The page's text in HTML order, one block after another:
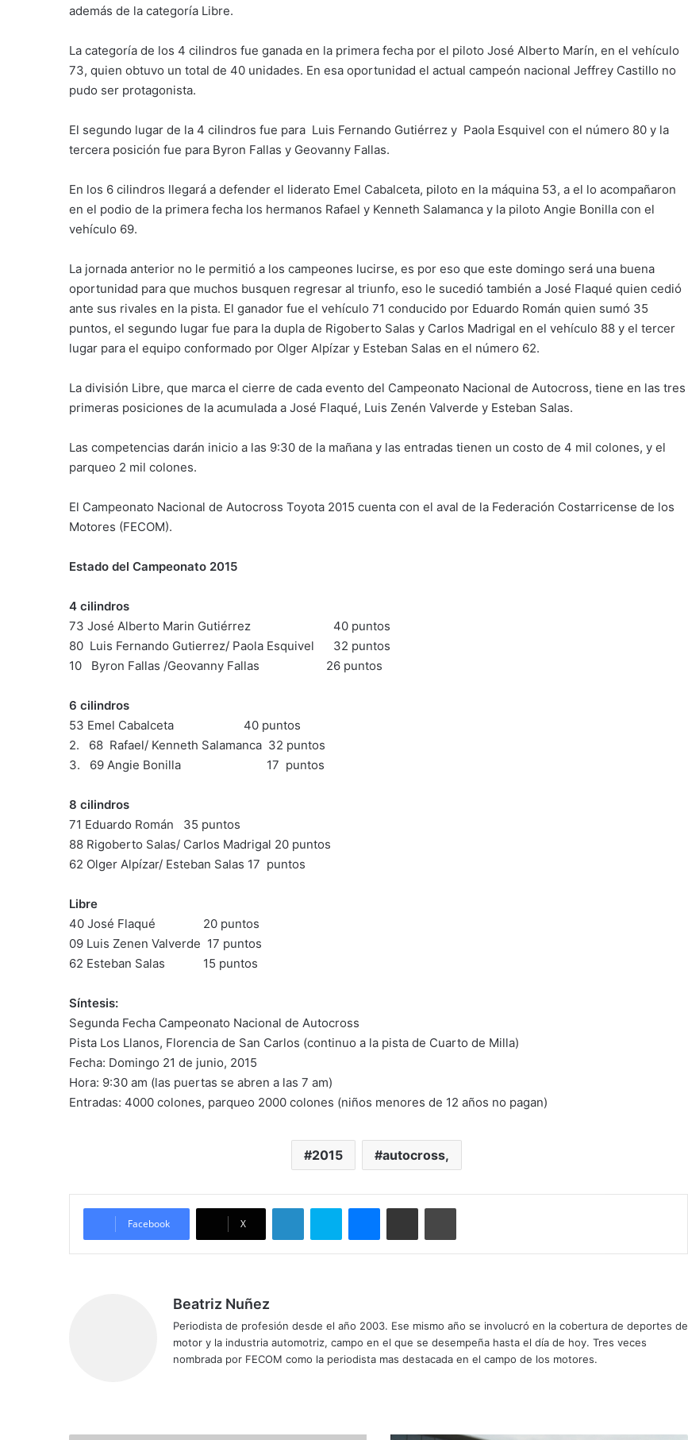
además de la categoría Libre.
La categoría de los 4 cilindros fue ganada en la primera fecha por el piloto José Alberto Marín, en el vehículo
73, quien obtuvo un total de 40 unidades. En esa oportunidad el actual campeón nacional Jeffrey Castillo no
pudo ser protagonista.
El segundo lugar de la 4 cilindros fue para Luis Fernando Gutiérrez y Paola Esquivel con el número 80 y la
tercera posición fue para Byron Fallas y Geovanny Fallas.
En los 6 cilindros llegará a defender el liderato Emel Cabalceta, piloto en la máquina 53, a el lo acompañaron
en el podio de la primera fecha los hermanos Rafael y Kenneth Salamanca y la piloto Angie Bonilla con el
vehículo 69.
La jornada anterior no le permitió a los campeones lucirse, es por eso que este domingo será una buena
oportunidad para que muchos busquen regresar al triunfo, eso le sucedió también a José Flaqué quien cedió
ante sus rivales en la pista. El ganador fue el vehículo 71 conducido por Eduardo Román quien sumó 35
puntos, el segundo lugar fue para la dupla de Rigoberto Salas y Carlos Madrigal en el vehículo 88 y el tercer
lugar para el equipo conformado por Olger Alpízar y Esteban Salas en el número 62.
La división Libre, que marca el cierre de cada evento del Campeonato Nacional de Autocross, tiene en las tres
primeras posiciones de la acumulada a José Flaqué, Luis Zenén Valverde y Esteban Salas.
Las competencias darán inicio a las 9:30 de la mañana y las entradas tienen un costo de 4 mil colones, y el
parqueo 2 mil colones.
El Campeonato Nacional de Autocross Toyota 2015 cuenta con el aval de la Federación Costarricense de los
Motores (FECOM).
Estado del Campeonato 2015
4 cilindros
73 José Alberto Marin Gutiérrez 40 puntos
80 Luis Fernando Gutierrez/ Paola Esquivel 32 puntos
10 Byron Fallas /Geovanny Fallas 26 puntos
6 cilindros
53 Emel Cabalceta 40 puntos
2. 68 Rafael/ Kenneth Salamanca 32 puntos
3. 69 Angie Bonilla 17 puntos
8 cilindros
71 Eduardo Román 35 puntos
88 Rigoberto Salas/ Carlos Madrigal 20 puntos
62 Olger Alpízar/ Esteban Salas 17 puntos
Libre
40 José Flaqué 20 puntos
09 Luis Zenen Valverde 17 puntos
62 Esteban Salas 15 puntos
Síntesis:
Segunda Fecha Campeonato Nacional de Autocross
Pista Los Llanos, Florencia de San Carlos (continuo a la pista de Cuarto de Milla)
Fecha: Domingo 21 de junio, 2015
Hora: 9:30 am (las puertas se abren a las 7 am)
Entradas: 4000 colones, parqueo 2000 colones (niños menores de 12 años no pagan)
2015 autocross,
Facebook X
Beatriz Nuñez
Periodista de profesión desde el año 2003. Ese mismo año se involucró en la cobertura de deportes de
motor y la industria automotriz, campo en el que se desempeña hasta el día de hoy. Tres veces
nombrada por FECOM como la periodista mas destacada en el campo de los motores.